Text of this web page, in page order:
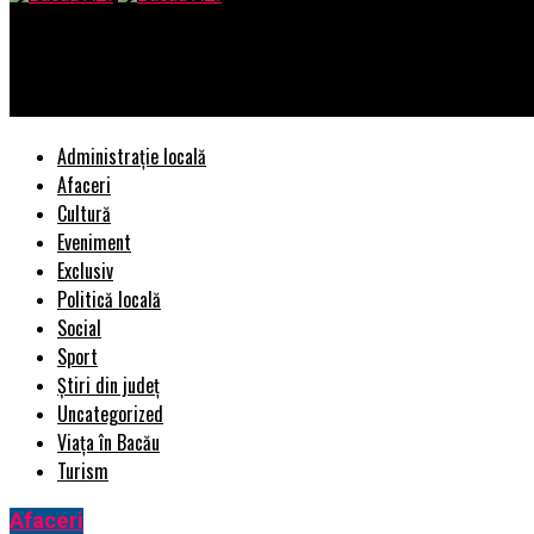
Administrație locală
Afaceri
Cultură
Eveniment
Exclusiv
Politică locală
Social
Sport
Știri din județ
Uncategorized
Viața în Bacău
Turism
Afaceri